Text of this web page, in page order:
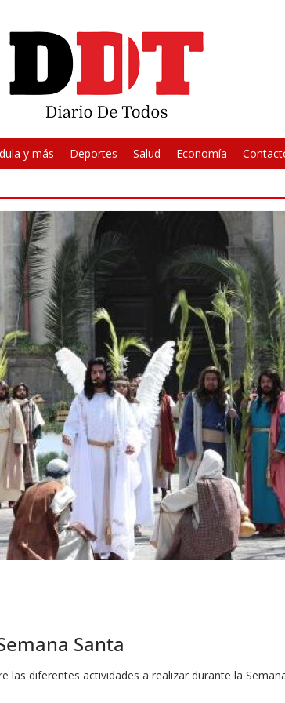
y más Deportes Salud Economía
Santa
las diferentes actividades a realizar durante la